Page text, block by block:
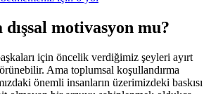
motivasyon mu?
için öncelik verdiğimiz şeyleri ayırt
Ama toplumsal koşullandırma
önemli insanların üzerimizdeki baskısı